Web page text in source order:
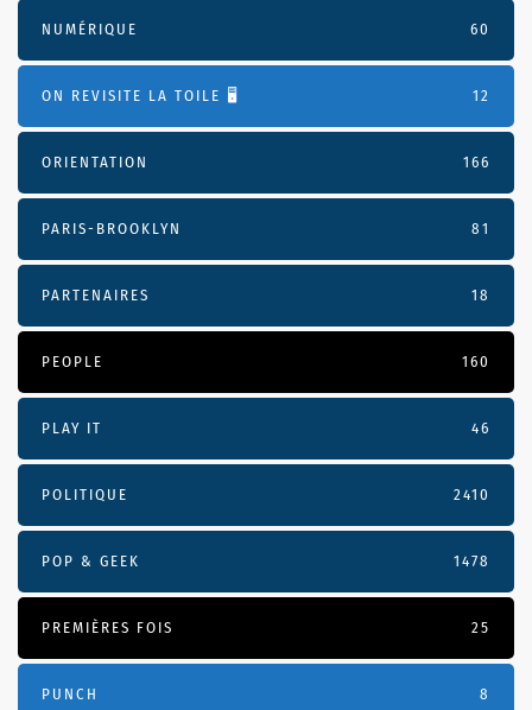
NUMÉRIQUE 60
ON REVISITE LA TOILE 🖥️ 12
ORIENTATION 166
PARIS-BROOKLYN 81
PARTENAIRES 18
PEOPLE 160
PLAY IT 46
POLITIQUE 2410
POP & GEEK 1478
PREMIÈRES FOIS 25
PUNCH 8